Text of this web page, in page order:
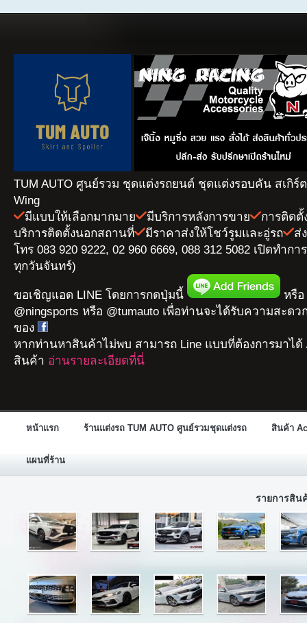
TUM AUTO ศูนย์รวม ชุดแต่งรถยนต์ ชุดแต่งรอบคัน สเกิร์
Wing
มีแบบให้เลือกมากมาย
มีบริการหลังการขาย
การติดตั้
บริการติดตั้งนอกสถานที่
มีราคาส่งให้โชว์รูมและอู่รถ
ส่
โทร 083 920 9222, 02 960 6669, 088 312 5082 เปิดทำก
ทุกวันจันทร์)
ขอเชิญแอด LINE โดยการกดปุ่มนี้
หรือ
@ningsports หรือ @tumauto เพื่อท่านจะได้รับความสะดว
ของ
หากท่านหาสินค้าไม่พบ สามารถ Line แบบที่ต้องการมาได้
สินค้า อ่านรายละเอียดที่นี่
หน้าแรก ร้านแต่งรถ TUM AUTO ศูนย์รวมชุดแต่งรถ สินค้า
แผนที่ร้าน
รายการสิน